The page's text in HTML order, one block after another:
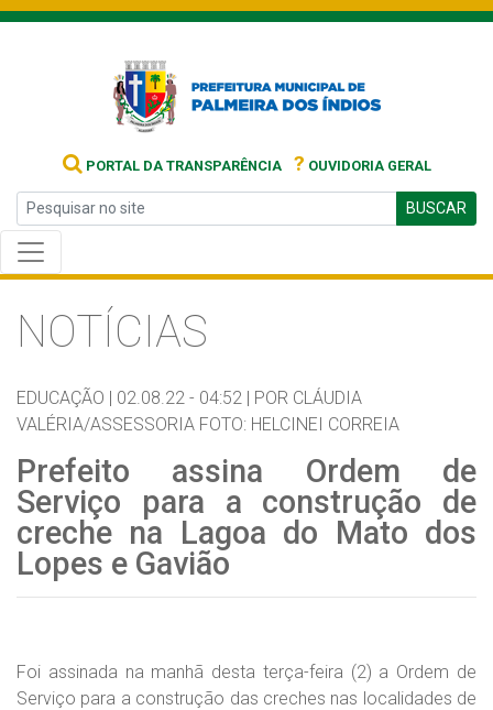
PORTAL DA TRANSPARÊNCIA ? OUVIDORIA GERAL
BUSCAR
NOTÍCIAS
EDUCAÇÃO | 02.08.22 - 04:52 | POR CLÁUDIA
VALÉRIA/ASSESSORIA FOTO: HELCINEI CORREIA
Prefeito assina Ordem de
Serviço para a construção de
creche na Lagoa do Mato dos
Lopes e Gavião
Foi assinada na manhã desta terça-feira (2) a Ordem de
Serviço para a construção das creches nas localidades de